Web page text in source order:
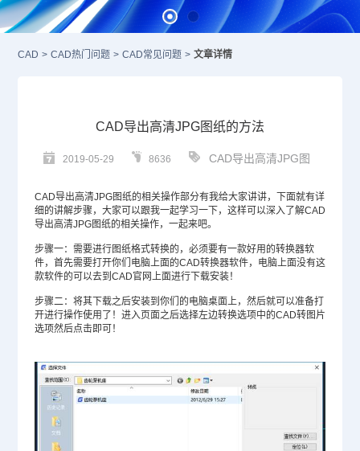
CAD > CAD热门问题 > CAD常见问题 > 文章详情
CAD导出高清JPG图纸的方法
2019-05-29 8636 CAD导出高清JPG图
CAD导出高清JPG图纸的相关操作部分有我给大家讲讲，下面就有详
细的讲解步骤，大家可以跟我一起学习一下，这样可以深入了解CAD
导出高清JPG图纸的相关操作，一起来吧。
步骤一：需要进行图纸格式转换的，必须要有一款好用的转换器软
件，首先需要打开你们电脑上面的CAD转换器软件，电脑上面没有这
款软件的可以去到 CAD官网上面进行下载安装！
步骤二：将其下载之后安装到你们的电脑桌面上，然后就可以准备打
开进行操作使用了！进入页面之后选择左边转换选项中的CAD转图片
选项然后点击即可！